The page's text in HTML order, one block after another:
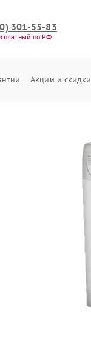
301-55-83
по РФ
Акции и скидки